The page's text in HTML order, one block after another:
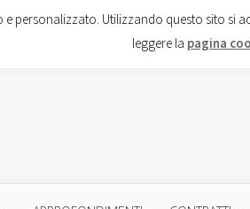
personalizzato. Utilizzando questo sito
leggere la pagina